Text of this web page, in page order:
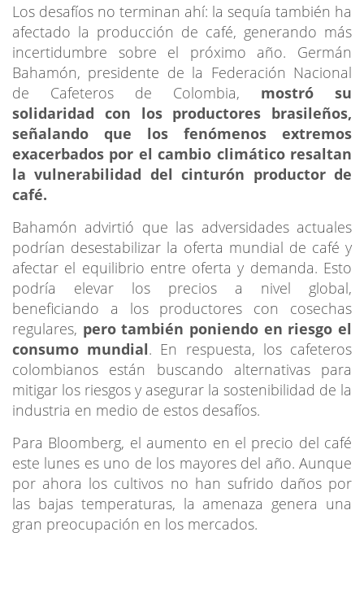
Los desafíos no terminan ahí: la sequía también ha
afectado la producción de café, generando más
incertidumbre sobre el próximo año. Germán
Bahamón, presidente de la Federación Nacional
de Cafeteros de Colombia, mostró su
solidaridad con los productores brasileños,
señalando que los fenómenos extremos
exacerbados por el cambio climático resaltan
la vulnerabilidad del cinturón productor de
café.
Bahamón advirtió que las adversidades actuales
podrían desestabilizar la oferta mundial de café y
afectar el equilibrio entre oferta y demanda. Esto
podría elevar los precios a nivel global,
beneficiando a los productores con cosechas
regulares, pero también poniendo en riesgo el
consumo mundial. En respuesta, los cafeteros
colombianos están buscando alternativas para
mitigar los riesgos y asegurar la sostenibilidad de la
industria en medio de estos desafíos.
Para Bloomberg, el aumento en el precio del café
este lunes es uno de los mayores del año. Aunque
por ahora los cultivos no han sufrido daños por
las bajas temperaturas, la amenaza genera una
gran preocupación en los mercados.